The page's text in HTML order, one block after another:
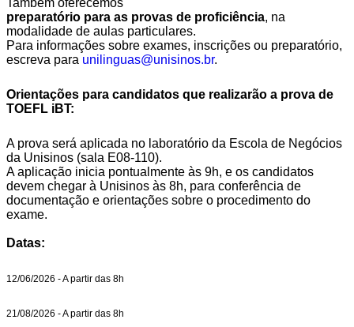
preparatório para as provas de proficiência, na
modalidade de aulas particulares.
Para informações sobre exames, inscrições ou preparatório,
escreva para unilinguas@unisinos.br.
Orientações para candidatos que realizarão a prova de
TOEFL iBT:
A prova será aplicada no laboratório da Escola de Negócios
da Unisinos (sala E08-110).
A aplicação inicia pontualmente às 9h, e os candidatos
devem chegar à Unisinos às 8h, para conferência de
documentação e orientações sobre o procedimento do
exame.
Datas:
12/06/2026 - A partir das 8h
21/08/2026 - A partir das 8h